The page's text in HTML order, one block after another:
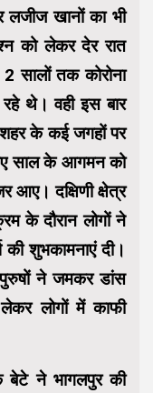
खानों का भी
को लेकर देर रात
सालों तक कोरोना
थे। वही इस बार
के कई जगहों पर
साल के आगमन को
आए। दक्षिणी क्षेत्र
के दौरान लोगों ने
शुभकामनाएं दी।
ने जमकर डांस
लोगों में काफी
बेटे ने भागलपुर की